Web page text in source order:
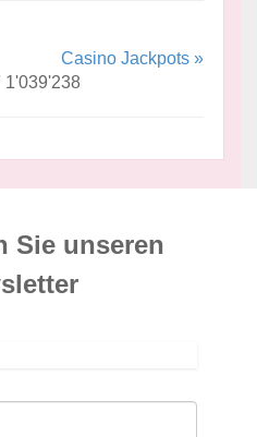
Casino Jackpots »
1'039'238
Sie unseren